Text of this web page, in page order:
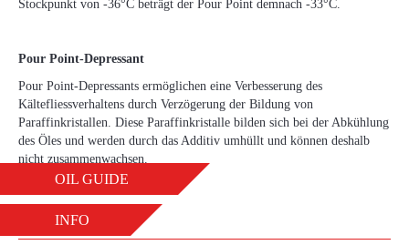
Stockpunkt von -36°C beträgt der Pour Point demnach -33°C.
Pour Point-Depressant
Pour Point-Depressants ermöglichen eine Verbesserung des
Kältefliessverhaltens durch Verzögerung der Bildung von
Paraffinkristallen. Diese Paraffinkristalle bilden sich bei der Abkühlung
des Öles und werden durch das Additiv umhüllt und können deshalb
nicht zusammenwachsen.
OIL GUIDE
INFO